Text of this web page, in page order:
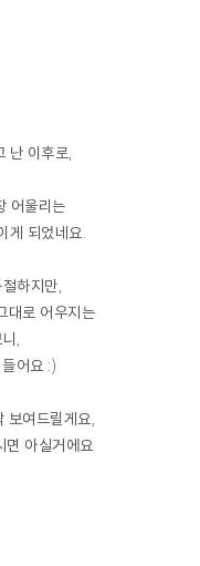
난 이후로,
어울리는
게 되었네요.
하지만,
대로 어우지는
,
어요 :)
보여드릴게요,
면 아실거에요